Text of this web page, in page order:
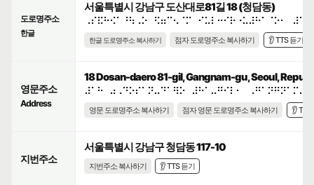
도로명주소
한글
서울특별시 강남구 도산대로81길 18 (청담동)
⠠⠎⠯⠓⠪⠁⠘⠳⠠⠕⠀⠫⠶⠉⠢⠈⠍⠀⠊⠥⠇⠒⠊⠗⠐⠥⠼⠓⠁⠈⠕⠂⠀⠼⠁⠓
한글 도로명주소 복사하기 점자 도로명주소 복사하기 👂 TTS 듣기
영문주소
Address
18 Dosan-daero 81-gil, Gangnam-gu, Seoul,
영문 도로명주소 복사하기 점자 영문 도로명주소 복사하기 👂 TTS
지번주소
서울특별시 강남구 청담동 117-10
지번주소 복사하기 👂 TTS 듣기